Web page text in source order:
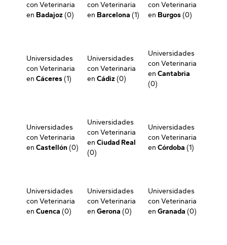
con Veterinaria
en Badajoz(0)
con Veterinaria
en Barcelona (1)
con Veterinaria
en Burgos(0)
Universidades
con Veterinaria
en Cáceres(1)
Universidades
con Veterinaria
en Cádiz(0)
Universidades
con Veterinaria
en Cantabria
(0)
Universidades
con Veterinaria
en Castellón(0)
Universidades
con Veterinaria
en Ciudad Real
(0)
Universidades
con Veterinaria
en Córdoba (1)
Universidades
con Veterinaria
en Cuenca (0)
Universidades
con Veterinaria
en Gerona (0)
Universidades
con Veterinaria
en Granada (0)